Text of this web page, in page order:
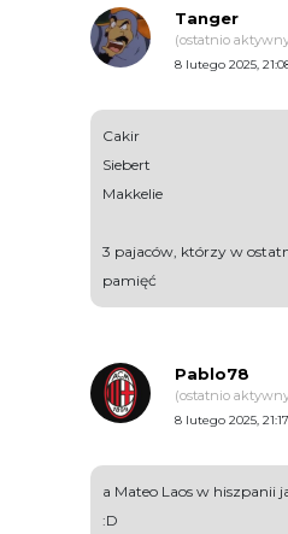
Tanger
(ostatnio
8 lutego 2025,
Cakir
Siebert
Makkelie
3 pajaców, którzy w
pamięć
Pablo78
(ostatnio
8 lutego 2025, 21:17
a Mateo Laos w hiszpanii
:D